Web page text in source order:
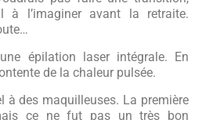
à l’imaginer avant la retraite.
épilation laser intégrale. En
de la chaleur pulsée.
à des maquilleuses. La première
ce ne fut pas un très bon